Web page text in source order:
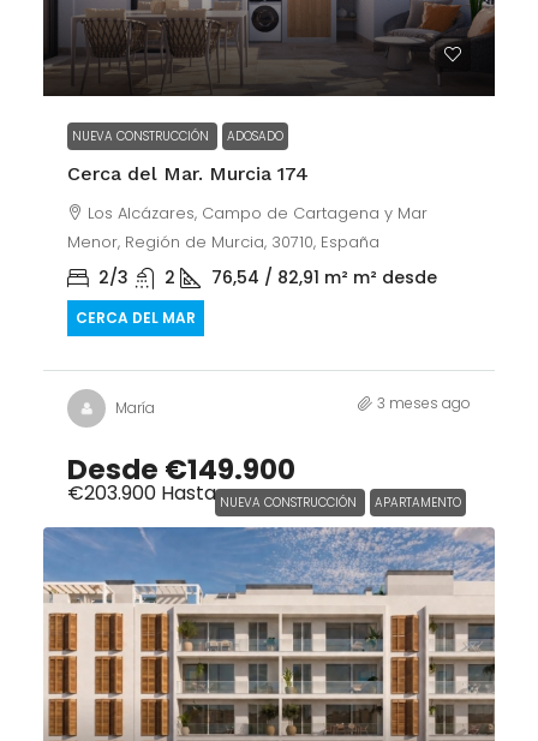
NUEVA CONSTRUCCIÓN ADOSADO
Cerca del Mar. Murcia 174
Los Alcázares, Campo de Cartagena y Mar
Menor, Región de Murcia, 30710, España
2/3 2 76,54 / 82,91 m² m² desde
CERCA DEL MAR
María 3 meses ago
NUEVA CONSTRUCCIÓN APARTAMENTO
Desde €149.900
€203.900 Hasta